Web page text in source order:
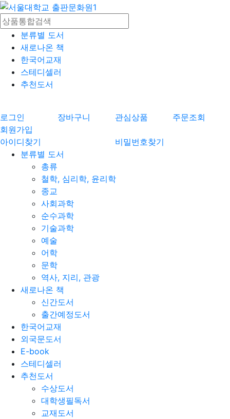
분류별 도서
새로나온 책
한국어교재
스테디셀러
추천도서
로그인 장바구니 관심상품
주문조회
회원가입
아이디찾기
비밀번호찾기
분류별 도서
총류
철학, 심리학, 윤리학
종교
사회과학
순수과학
기술과학
예술
어학
문학
역사, 지리, 관광
새로나온 책
신간도서
출간예정도서
한국어교재
외국문도서
E-book
스테디셀러
추천도서
수상도서
대학생필독서
교재도서